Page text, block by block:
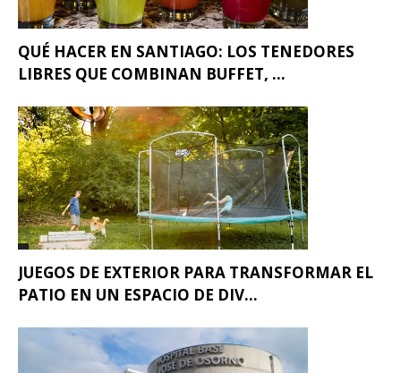
QUÉ HACER EN SANTIAGO: LOS TENEDORES
LIBRES QUE COMBINAN BUFFET, ...
JUEGOS DE EXTERIOR PARA TRANSFORMAR EL
PATIO EN UN ESPACIO DE DIV...